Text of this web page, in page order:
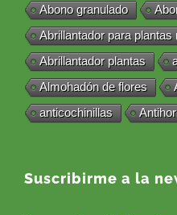
Abono granulado
Abrillantador para plantas
Abrillantador plantas
Almohadón de flores
anticochinillas
Suscribirme a la